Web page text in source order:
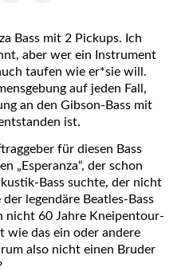
Bass mit 2 Pickups. Ich
aber wer ein Instrument
taufen wie er*sie will.
auf jeden Fall,
an den Gibson-Bass mit
ist.
für diesen Bass
„Esperanza“, der schon
Bass suchte, der nicht
legendäre Beatles-Bass
nicht 60 Jahre Kneipentour-
wie das ein oder andere
also nicht einen Bruder